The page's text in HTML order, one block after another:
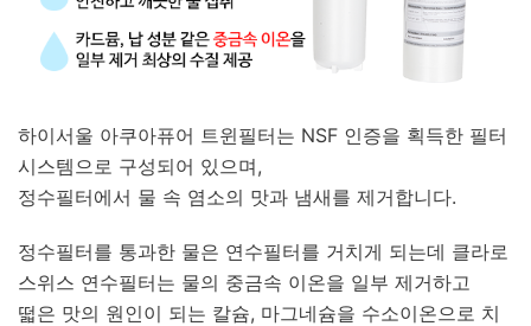
하이서울 아쿠아퓨어 트윈필터는 NSF 인증을 획득한 필터
시스템으로 구성되어 있으며,
정수필터에서 물 속 염소의 맛과 냄새를 제거합니다.
정수필터를 통과한 물은 연수필터를 거치게 되는데 클라로
스위스 연수필터는 물의 중금속 이온을 일부 제거하고
떫은 맛의 원인이 되는 칼슘, 마그네슘을 수소이온으로 치